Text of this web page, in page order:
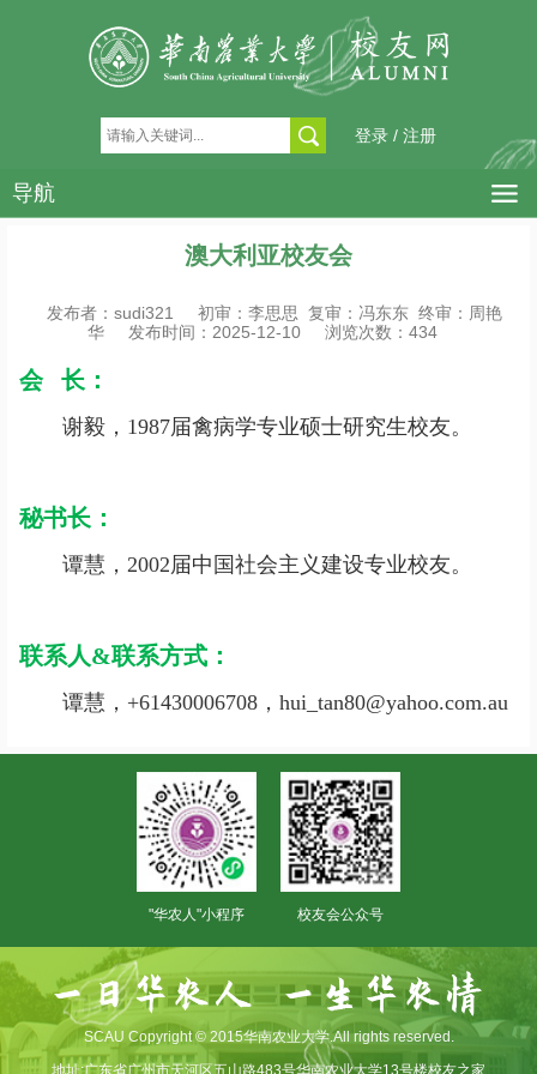
登录 / 注册
导航
澳大利亚校友会
发布者：sudi321
初审：李思思 复审：冯东东 终审：周艳
华
发布时间：2025-12-10 浏览次数： 434
会 长：
谢毅，1987届禽病学专业硕士研究生校友。
秘书长：
谭慧，2002届中国社会主义建设专业校友。
联系人&联系方式：
谭慧，+61430006708，hui_tan80@yahoo.com.au
"华农人"小程序 校友会公众号
SCAU Copyright © 2015华南农业大学.All rights reserved.
地址:广东省广州市天河区五山路483号华南农业大学13号楼校友之家